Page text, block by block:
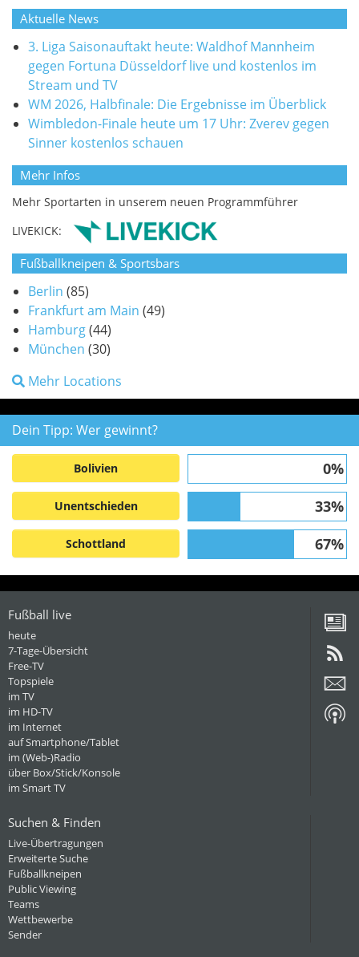
Aktuelle News
3. Liga Saisonauftakt heute: Waldhof Mannheim
gegen Fortuna Düsseldorf live und kostenlos im
Stream und TV
WM 2026, Halbfinale: Die Ergebnisse im Überblick
Wimbledon-Finale heute um 17 Uhr: Zverev gegen
Sinner kostenlos schauen
Mehr Infos
Mehr Sportarten in unserem neuen Programmführer
LIVEKICK:
Fußballkneipen & Sportsbars
Berlin (85)
Frankfurt am Main (49)
Hamburg(44)
München (30)
Mehr Locations
Dein Tipp: Wer gewinnt?
Bolivien 0%
Unentschieden 33%
Schottland 67%
Fußball live
heute
7-Tage-Übersicht
Free-TV
Topspiele
im TV
im HD-TV
im Internet
auf Smartphone/Tablet
im (Web-)Radio
über Box/Stick/Konsole
im Smart TV
Suchen & Finden
Live-Übertragungen
Erweiterte Suche
Fußballkneipen
Public Viewing
Teams
Wettbewerbe
Sender